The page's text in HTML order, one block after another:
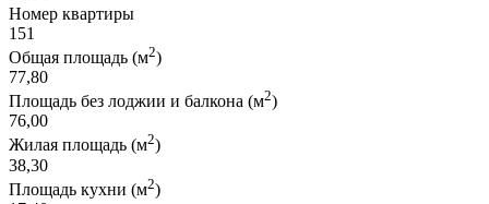
Номер квартиры
151
Общая площадь (м2)
77,80
Площадь без лоджии и балкона (м2)
76,00
Жилая площадь (м2)
38,30
Площадь кухни (м2)